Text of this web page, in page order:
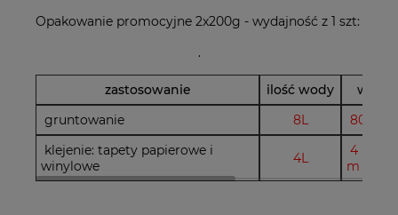
Opakowanie promocyjne 2x200g - wydajność z 1 szt:
.
zastosowanie ilość wody
gruntowanie
8L
80 m2
klejenie: tapety papierowe i
winylowe
4L
4 rolki
m